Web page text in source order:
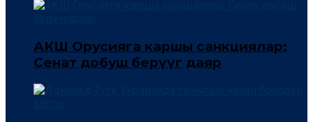
АКШ Орусияга каршы санкциялар:
Сенат добуш берүүгө даяр